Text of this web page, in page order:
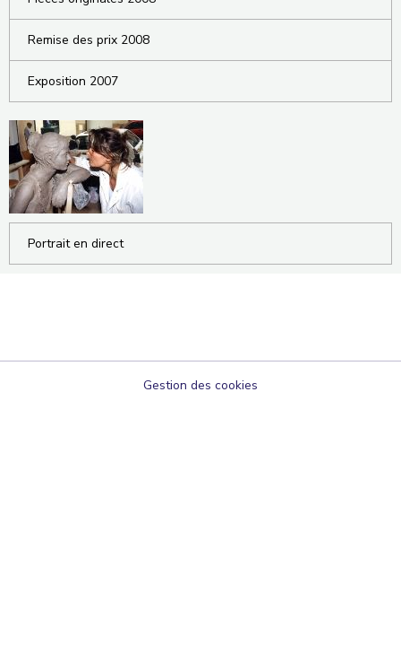
Remise des prix 2008
Exposition 2007
Portrait en direct
Gestion des cookies